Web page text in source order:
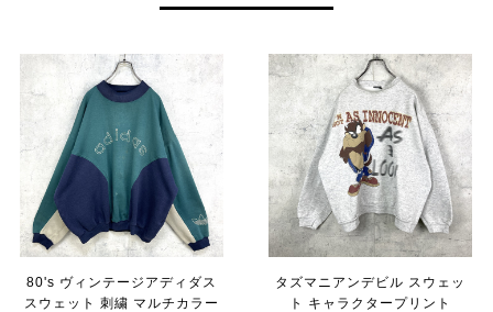
80's ヴィンテージアディダス
スウェット 刺繍 マルチカラー
タズマニアンデビル スウェッ
ト キャラクタープリント